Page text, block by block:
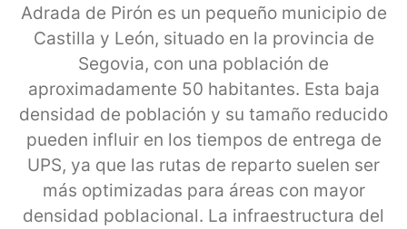
Adrada de Pirón es un pequeño municipio de
Castilla y León, situado en la provincia de
Segovia, con una población de
aproximadamente 50 habitantes. Esta baja
densidad de población y su tamaño reducido
pueden influir en los tiempos de entrega de
UPS, ya que las rutas de reparto suelen ser
más optimizadas para áreas con mayor
densidad poblacional. La infraestructura del